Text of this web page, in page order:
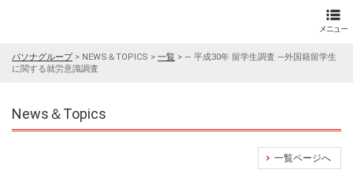
パソナグループ> NEWS＆TOPICS > 一覧 > ― 平成30年 留学生調査 ―外国籍留学生
に関する就労意識調査
News＆Topics
一覧ページへ